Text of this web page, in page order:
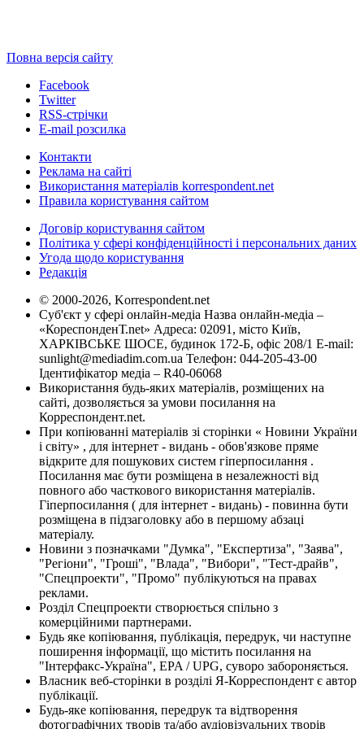
Повна версія сайту
Facebook
Twitter
RSS-стрічки
E-mail розсилка
Контакти
Реклама на сайті
Використання матеріалів korrespondent.net
Правила користування сайтом
Договір користування сайтом
Політика у сфері конфіденційності і персональних даних
Угода щодо користування
Редакція
© 2000-2026, Korrespondent.net
Суб'єкт у сфері онлайн-медіа Назва онлайн-медіа –
«КореспонденТ.net» Адреса: 02091, місто Київ,
ХАРКІВСЬКЕ ШОСЕ, будинок 172-Б, офіс 208/1 E-mail:
sunlight@mediadim.com.ua Телефон: 044-205-43-00
Ідентифікатор медіа – R40-06068
Використання будь-яких матеріалів, розміщених на
сайті, дозволяється за умови посилання на
Корреспондент.net.
При копіюванні матеріалів зі сторінки « Новини України
і світу» , для інтернет - видань - обов'язкове пряме
відкрите для пошукових систем гіперпосилання .
Посилання має бути розміщена в незалежності від
повного або часткового використання матеріалів.
Гіперпосилання ( для інтернет - видань) - повинна бути
розміщена в підзаголовку або в першому абзаці
матеріалу.
Новини з позначками "Думка", "Експертиза", "Заява",
"Регіони", "Гроші", "Влада", "Вибори", "Тест-драйв",
"Спецпроекти", "Промо" публікуються на правах
реклами.
Розділ Спецпроекти створюється спільно з
комерційними партнерами.
Будь яке копіювання, публікація, передрук, чи наступне
поширення інформації, що містить посилання на
"Інтерфакс-Україна", EPA / UPG, суворо забороняється.
Власник веб-сторінки в розділі Я-Корреспондент є автор
публікації.
Будь-яке копіювання, передрук та відтворення
фотографічних творів та/або аудіовізуальних творів